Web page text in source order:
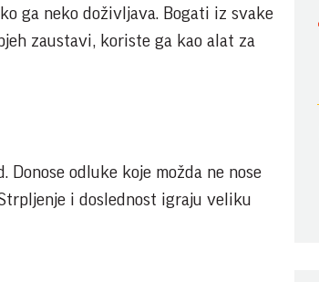
ga neko doživljava. Bogati iz svake
zaustavi, koriste ga kao alat za
odluke koje možda ne nose
i doslednost igraju veliku